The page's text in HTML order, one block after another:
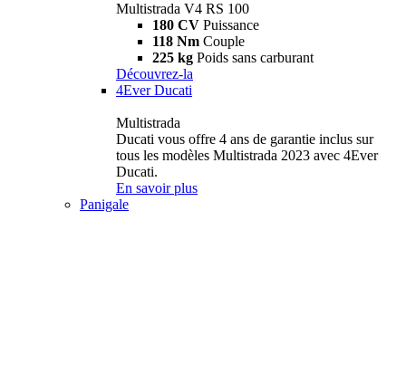
Multistrada V4 RS 100
180 CV Puissance
118 Nm Couple
225 kg Poids sans carburant
Découvrez-la
4Ever Ducati
Multistrada
Ducati vous offre 4 ans de garantie inclus sur
tous les modèles Multistrada 2023 avec 4Ever
Ducati.
En savoir plus
Panigale